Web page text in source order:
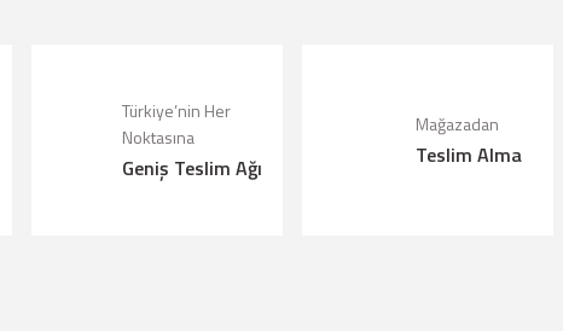
Türkiye’nin Her
Noktasına
Geniş Teslim Ağı
Mağazadan
Teslim Alma